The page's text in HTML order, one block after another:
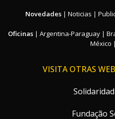
Novedades| Noticias |
Oficinas | Argentina-Paraguay |
México |
VISITA OTRAS
Fundação